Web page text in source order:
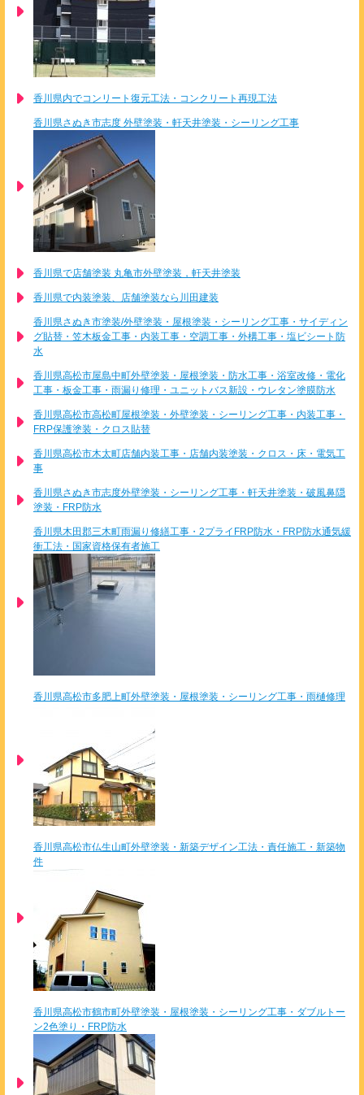
香川県内でコンリート復元工法・コンクリート再現工法
香川県さぬき市志度 外壁塗装・軒天井塗装・シーリング工事
香川県で店舗塗装 丸亀市外壁塗装，軒天井塗装
香川県で内装塗装、店舗塗装なら川田建装
香川県さぬき市塗装/外壁塗装・屋根塗装・シーリング工事・サイディン
グ貼替・笠木板金工事・内装工事・空調工事・外構工事・塩ビシート防
水
香川県高松市屋島中町外壁塗装・屋根塗装・防水工事・浴室改修・電化
工事・板金工事・雨漏り修理・ユニットバス新設・ウレタン塗膜防水
香川県高松市高松町屋根塗装・外壁塗装・シーリング工事・内装工事・
FRP保護塗装・クロス貼替
香川県高松市木太町店舗内装工事・店舗内装塗装・クロス・床・電気工
事
香川県さぬき市志度外壁塗装・シーリング工事・軒天井塗装・破風鼻隠
塗装・FRP防水
香川県木田郡三木町雨漏り修繕工事・2プライFRP防水・FRP防水通気緩
衝工法・国家資格保有者施工
香川県高松市多肥上町外壁塗装・屋根塗装・シーリング工事・雨樋修理
香川県高松市仏生山町外壁塗装・新築デザイン工法・責任施工・新築物
件
香川県高松市鶴市町外壁塗装・屋根塗装・シーリング工事・ダブルトー
ン2色塗り・FRP防水